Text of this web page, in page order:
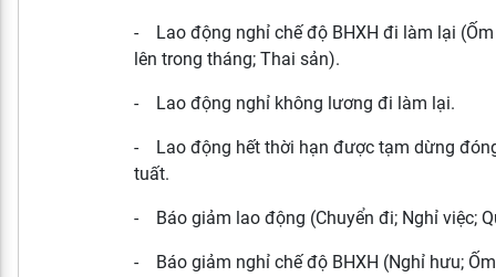
- Lao động nghỉ chế độ BHXH đi làm lại
lên trong tháng; Thai sản).
- Lao động nghỉ không lương đi làm lại.
- Lao động hết thời hạn được tạm dừng
tuất.
- Báo giảm lao động (Chuyển đi; Nghỉ việc;
- Báo giảm nghỉ chế độ BHXH (Nghỉ hưu;